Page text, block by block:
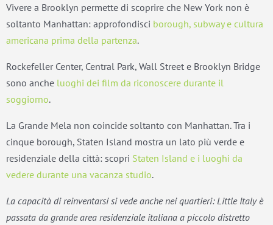
Vivere a Brooklyn permette di scoprire che New York non è
soltanto Manhattan: approfondisci borough, subway e cultura
americana prima della partenza.
Rockefeller Center, Central Park, Wall Street e Brooklyn Bridge
sono anche luoghi dei film da riconoscere durante il
soggiorno.
La Grande Mela non coincide soltanto con Manhattan. Tra i
cinque borough, Staten Island mostra un lato più verde e
residenziale della città: scopri Staten Island e i luoghi da
vedere durante una vacanza studio.
La capacità di reinventarsi si vede anche nei quartieri: Little Italy è
passata da grande area residenziale italiana a piccolo distretto